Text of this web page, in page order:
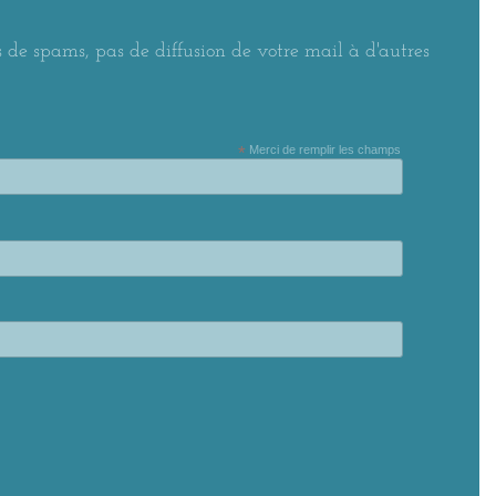
de spams, pas de diffusion de votre mail à d'autres
* Merci de remplir les champs